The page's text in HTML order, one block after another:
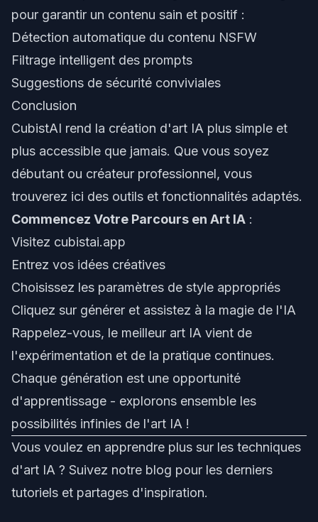
pour garantir un contenu sain et positif :
Détection automatique du contenu NSFW
Filtrage intelligent des prompts
Suggestions de sécurité conviviales
Conclusion
CubistAI rend la création d'art IA plus simple et
plus accessible que jamais. Que vous soyez
débutant ou créateur professionnel, vous
trouverez ici des outils et fonctionnalités adaptés.
Commencez Votre Parcours en Art IA :
Visitez cubistai.app
Entrez vos idées créatives
Choisissez les paramètres de style appropriés
Cliquez sur générer et assistez à la magie de l'IA
Rappelez-vous, le meilleur art IA vient de
l'expérimentation et de la pratique continues.
Chaque génération est une opportunité
d'apprentissage - explorons ensemble les
possibilités infinies de l'art IA !
Vous voulez en apprendre plus sur les techniques
d'art IA ? Suivez notre blog pour les derniers
tutoriels et partages d'inspiration.